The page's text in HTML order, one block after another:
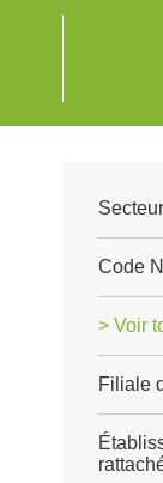
Code
> Voir
Filiale